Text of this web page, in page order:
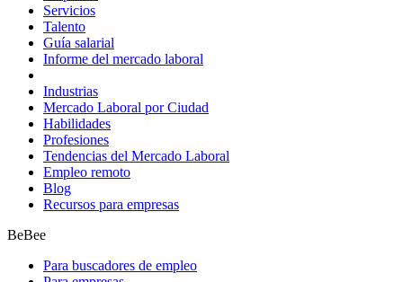
Servicios
Talento
Guía salarial
Informe del mercado laboral
Industrias
Mercado Laboral por Ciudad
Habilidades
Profesiones
Tendencias del Mercado Laboral
Empleo remoto
Blog
Recursos para empresas
BeBee
Para buscadores de empleo